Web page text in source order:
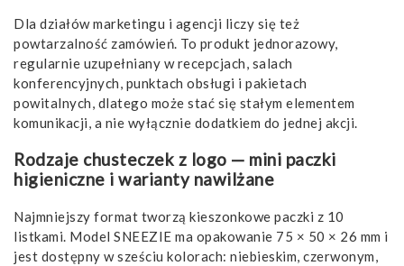
Dla działów marketingu i agencji liczy się też
powtarzalność zamówień. To produkt jednorazowy,
regularnie uzupełniany w recepcjach, salach
konferencyjnych, punktach obsługi i pakietach
powitalnych, dlatego może stać się stałym elementem
komunikacji, a nie wyłącznie dodatkiem do jednej akcji.
Rodzaje chusteczek z logo — mini paczki
higieniczne i warianty nawilżane
Najmniejszy format tworzą kieszonkowe paczki z 10
listkami. Model SNEEZIE ma opakowanie 75 × 50 × 26 mm i
jest dostępny w sześciu kolorach: niebieskim, czerwonym,